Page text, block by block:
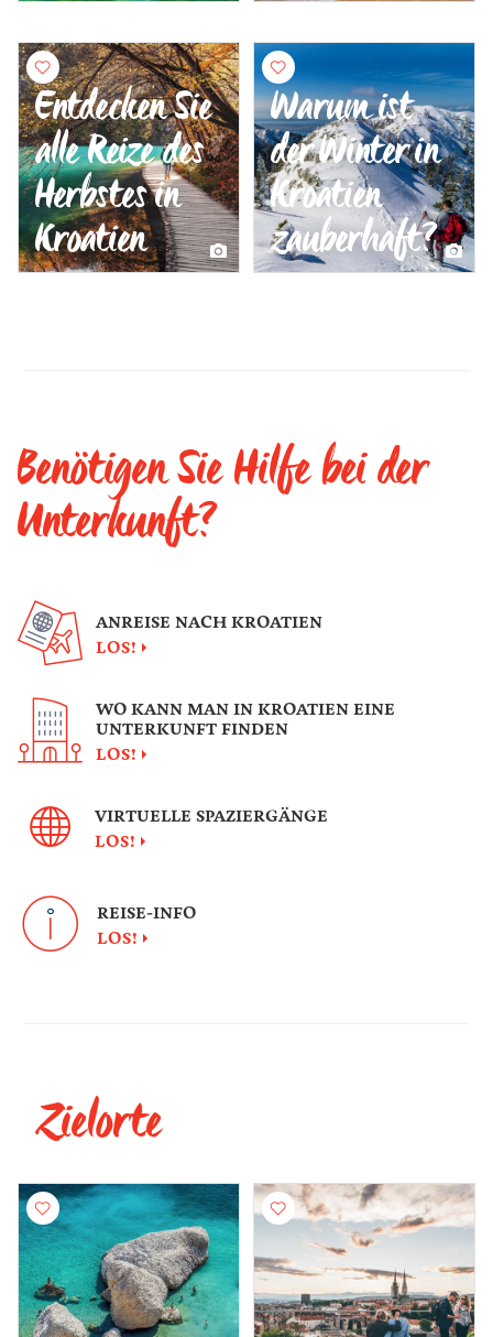
Entdecken Sie
alle Reize des
Herbstes in
Kroatien
Warum ist
der Winter in
Kroatien
zauberhaft?
Benötigen Sie Hilfe bei der
Unterkunft?
ANREISE NACH KROATIEN
LOS!
WO KANN MAN IN KROATIEN EINE
UNTERKUNFT FINDEN
LOS!
VIRTUELLE SPAZIERGÄNGE
LOS!
REISE-INFO
LOS!
Zielorte